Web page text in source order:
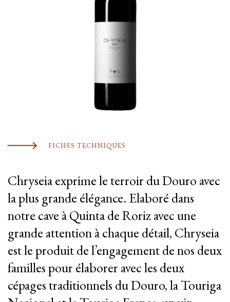
FICHES TECHNIQUES
Chryseia exprime le terroir du Douro avec
la plus grande élégance. Elaboré dans
notre cave à Quinta de Roriz avec une
grande attention à chaque détail, Chryseia
est le produit de l’engagement de nos deux
familles pour élaborer avec les deux
cépages traditionnels du Douro, la Touriga